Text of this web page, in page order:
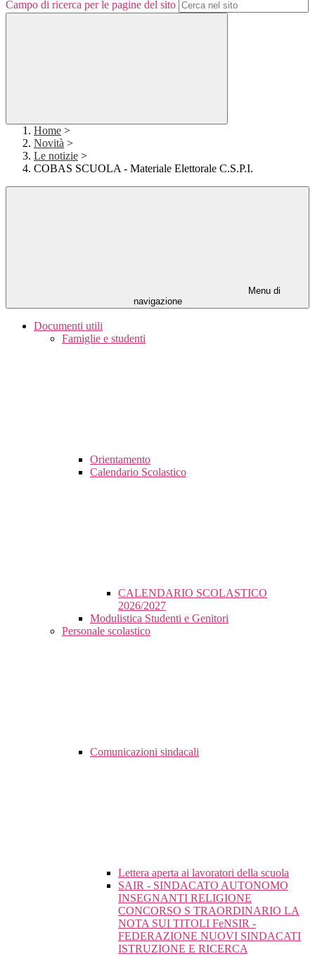
Campo di ricerca per le pagine del sito
Home >
Novità >
Le notizie >
COBAS SCUOLA - Materiale Elettorale C.S.P.I.
Menu di
navigazione
Documenti utili
Famiglie e studenti
Orientamento
Calendario Scolastico
CALENDARIO SCOLASTICO
2026/2027
Modulistica Studenti e Genitori
Personale scolastico
Comunicazioni sindacali
Lettera aperta ai lavoratori della scuola
SAIR - SINDACATO AUTONOMO
INSEGNANTI RELIGIONE
CONCORSO S TRAORDINARIO LA
NOTA SUI TITOLI FeNSIR -
FEDERAZIONE NUOVI SINDACATI
ISTRUZIONE E RICERCA